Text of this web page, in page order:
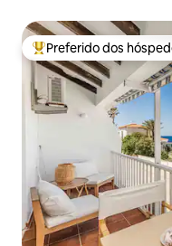
Entre os melhores
Preferido dos